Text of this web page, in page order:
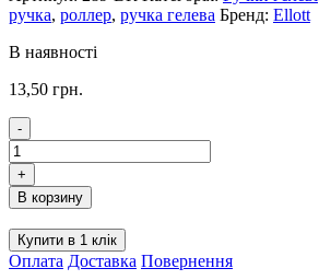
ручка, роллер, ручка гелева Бренд: Ellott
В наявності
13,50 грн.
-
Ручка
капілярна
-
ролер
Ellott
0,5мм,
чорна
+
В корзину
Купити в 1 клік
Оплата Доставка Повернення